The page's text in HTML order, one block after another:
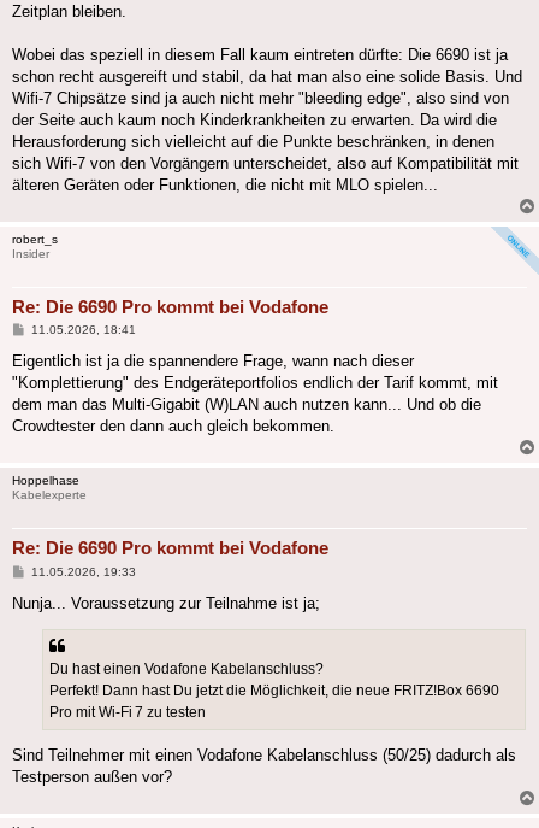
Zeitplan bleiben.
Wobei das speziell in diesem Fall kaum eintreten dürfte: Die 6690 ist ja
schon recht ausgereift und stabil, da hat man also eine solide Basis. Und
Wifi-7 Chipsätze sind ja auch nicht mehr "bleeding edge", also sind von
der Seite auch kaum noch Kinderkrankheiten zu erwarten. Da wird die
Herausforderung sich vielleicht auf die Punkte beschränken, in denen
sich Wifi-7 von den Vorgängern unterscheidet, also auf Kompatibilität mit
älteren Geräten oder Funktionen, die nicht mit MLO spielen...
robert_s
Insider
Re: Die 6690 Pro kommt bei Vodafone
Beitrag
11.05.2026, 18:41
Eigentlich ist ja die spannendere Frage, wann nach dieser
"Komplettierung" des Endgeräteportfolios endlich der Tarif kommt, mit
dem man das Multi-Gigabit (W)LAN auch nutzen kann... Und ob die
Crowdtester den dann auch gleich bekommen.
Hoppelhase
Kabelexperte
Re: Die 6690 Pro kommt bei Vodafone
Beitrag
11.05.2026, 19:33
Nunja... Voraussetzung zur Teilnahme ist ja;
Du hast einen Vodafone Kabelanschluss?
Perfekt! Dann hast Du jetzt die Möglichkeit, die neue FRITZ!Box 6690
Pro mit Wi‑Fi 7 zu testen
Sind Teilnehmer mit einen Vodafone Kabelanschluss (50/25) dadurch als
Testperson außen vor?